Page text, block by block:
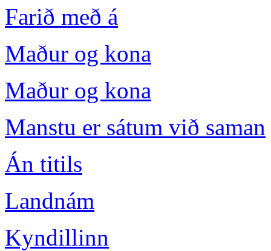
Farið með á
Maður og kona
Maður og kona
Manstu er sátum við saman
Án titils
Landnám
Kyndillinn